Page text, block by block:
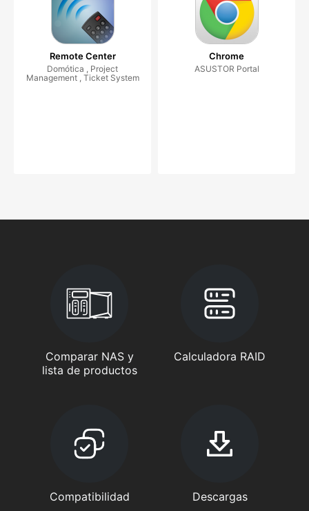
Remote Center
Domótica , Project
Management , Ticket System
Chrome
ASUSTOR Portal
Comparar NAS y
lista de productos
Calculadora RAID
Compatibilidad Descargas